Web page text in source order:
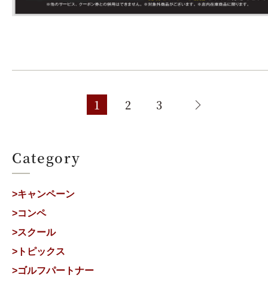
1 2 3
Category
>キャンペーン
>コンペ
>スクール
>トピックス
>ゴルフパートナー